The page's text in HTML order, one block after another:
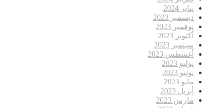
يناير 2024
ديسمبر 2023
نوفمبر 2023
أكتوبر 2023
سبتمبر 2023
أغسطس 2023
يوليو 2023
يونيو 2023
مايو 2023
أبريل 2023
مارس 2023